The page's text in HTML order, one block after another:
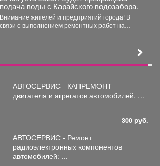
подача воды с Карайского водозабора.
Внимание жителей и предприятий города! В
связи с выполнением ремонтных работ на
АВТОСЕРВИС - КАПРЕМОНТ
двигателя и агрегатов автомобилей. ...
300 руб.
АВТОСЕРВИС - Ремонт
радиоэлектронных компонентов
автомобилей: ...